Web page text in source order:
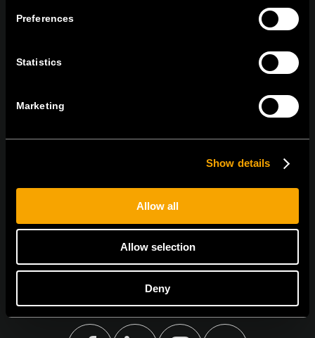
Preferences
Statistics
Marketing
Show details
Allow all
Allow selection
Deny
Čatež 13 8212 Velika Loka Slovenija
tel:
IRATKOZZON FEL AZ E-HÍRLEVÉLRE
Adatvédelmi irányelvek.